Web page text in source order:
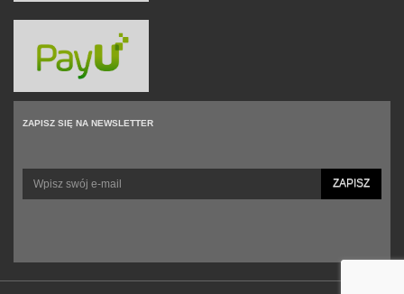
ZAPISZ SIĘ NA NEWSLETTER
ZAPISZ